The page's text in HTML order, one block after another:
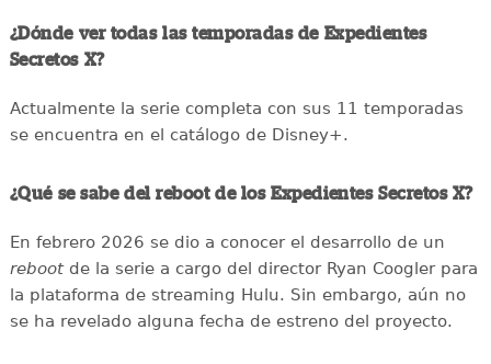
¿Dónde ver todas las temporadas de Expedientes
Secretos X?
Actualmente la serie completa con sus 11 temporadas
se encuentra en el catálogo de Disney+.
¿Qué se sabe del reboot de los Expedientes Secretos X?
En febrero 2026 se dio a conocer el desarrollo de un
rebootde la serie a cargo del director Ryan Coogler para
la plataforma de streaming Hulu. Sin embargo, aún no
se ha revelado alguna fecha de estreno del proyecto.